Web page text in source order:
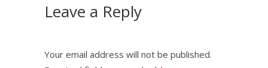
Leave a Reply
Your email address will not be published.